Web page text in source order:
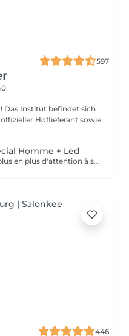
597
Hoflieferant sowie
Homme + Led
L'homme moderne consacre de plus en plus d'attention à son apparence , ce soin réparateur enlève les toxines, renforce la peau , est apaisant et rafraichissant.
446